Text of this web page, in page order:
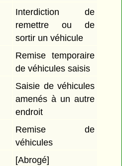
Interdiction de
remettre ou de
sortir un véhicule
Remise temporaire
de véhicules saisis
Saisie de véhicules
amenés à un autre
endroit
Remise de
véhicules
[Abrogé]